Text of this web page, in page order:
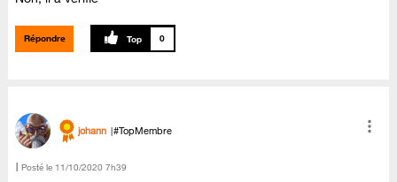
Répondre 0
johann #TopMembre
Posté le ‎11/10/2020 7h39